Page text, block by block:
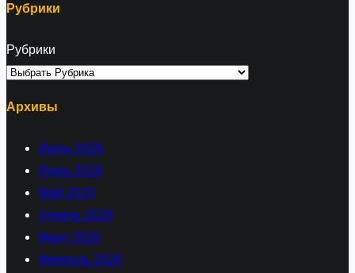
Рубрики
Рубрики
Архивы
Июль 2026
Июнь 2026
Май 2026
Апрель 2026
Март 2026
Февраль 2026